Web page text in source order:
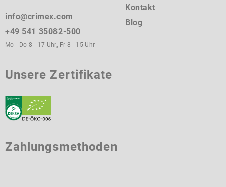
info@crimex.com
+49 541 35082-500
Mo - Do 8 - 17 Uhr, Fr 8 - 15 Uhr
Kontakt
Blog
Unsere Zertifikate
Zahlungsmethoden